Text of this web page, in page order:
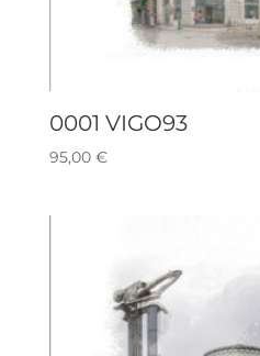
0001 VIGO93
95,00 €